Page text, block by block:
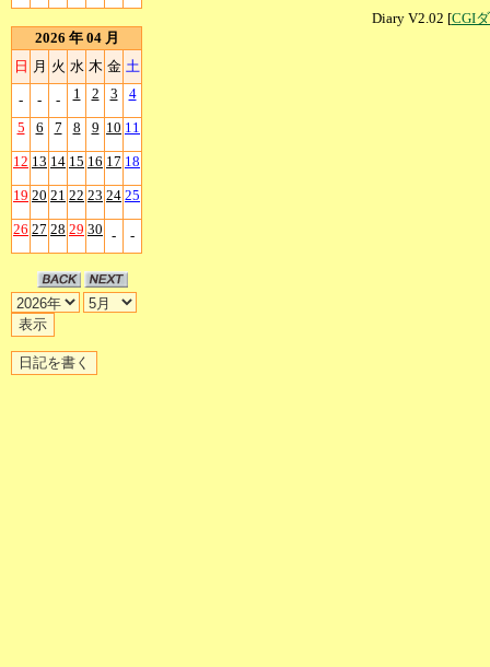
2026 年 04 月
日 月 火 水 木 金 土
- - - 1 2 3 4
5 6 7 8 9 10 11
12 13 14 15 16 17 18
19 20 21 22 23 24 25
26 27 28 29 30 - -
Diary V2.02 [CGI